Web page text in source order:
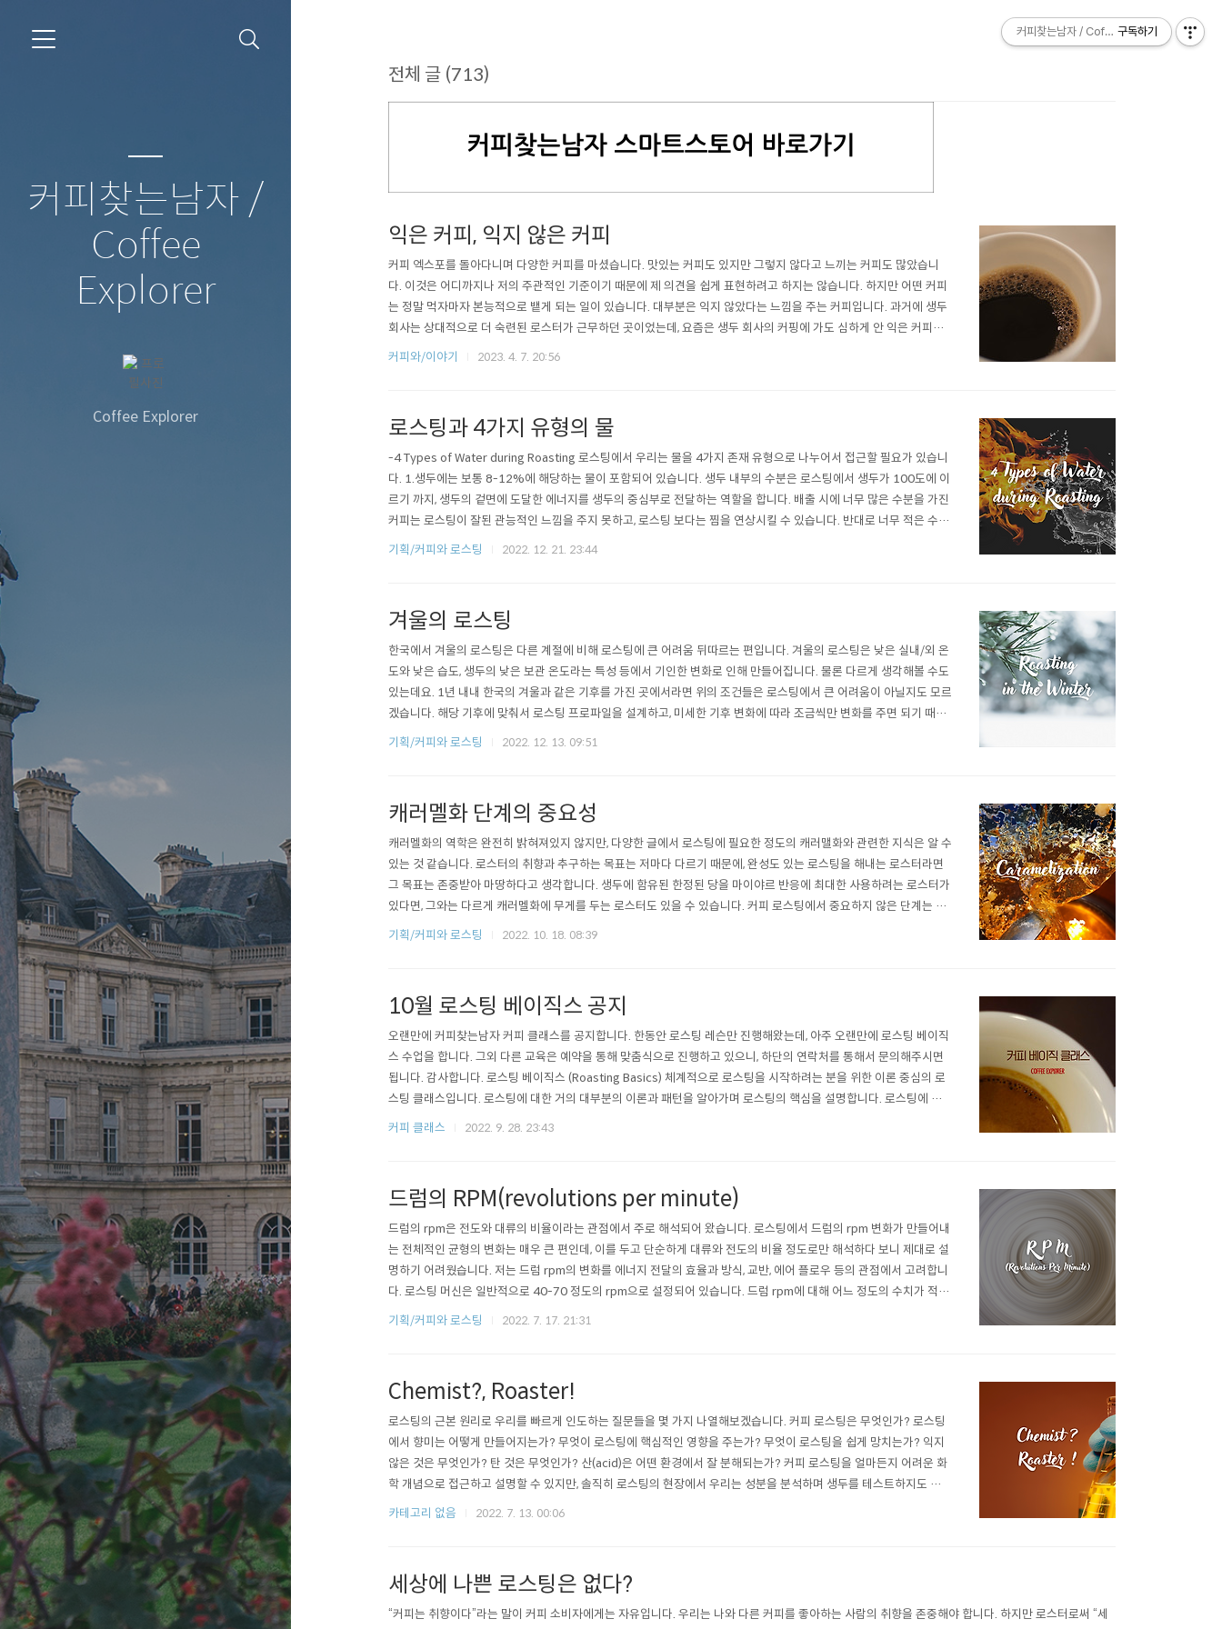
커피찾는남자 /
Coffee
Explorer
Coffee Explorer
전체 글 (713)
커피찾는남자 / Coffee Explorer
구독하기
익은 커피, 익지 않은 커피
커피 엑스포를 돌아다니며 다양한 커피를 마셨습니다. 맛있는 커피도 있지만 그렇지 않다고 느끼는 커피도 많았습니
다. 이것은 어디까지나 저의 주관적인 기준이기 때문에 제 의견을 쉽게 표현하려고 하지는 않습니다. 하지만 어떤 커피
는 정말 먹자마자 본능적으로 뱉게 되는 일이 있습니다. 대부분은 익지 않았다는 느낌을 주는 커피입니다. 과거에 생두
회사는 상대적으로 더 숙련된 로스터가 근무하던 곳이었는데, 요즘은 생두 회사의 커핑에 가도 심하게 안 익은 커피가
많습니다. 제가 생각하는 로스팅 교육에서 가장 기본이 되고 중요한 부분은 익은 커피의 기준입니다. 물론 커피가 익었
커피와/이야기 2023. 4. 7. 20:56
로스팅과 4가지 유형의 물
-4 Types of Water during Roasting 로스팅에서 우리는 물을 4가지 존재 유형으로 나누어서 접근할 필요가 있습니
다. 1.생두에는 보통 8-12%에 해당하는 물이 포함되어 있습니다. 생두 내부의 수분은 로스팅에서 생두가 100도에 이
르기 까지, 생두의 겉면에 도달한 에너지를 생두의 중심부로 전달하는 역할을 합니다. 배출 시에 너무 많은 수분을 가진
커피는 로스팅이 잘된 관능적인 느낌을 주지 못하고, 로스팅 보다는 찜을 연상시킬 수 있습니다. 반대로 너무 적은 수분
함량을 가진 커피는 자칫 쉽게 타거나 드라이한 느낌을 내기도 합니다. 로스터는 배출하는 커피의 수분 함량을 적정한
기획/커피와 로스팅 2022. 12. 21. 23:44
겨울의 로스팅
한국에서 겨울의 로스팅은 다른 계절에 비해 로스팅에 큰 어려움 뒤따르는 편입니다. 겨울의 로스팅은 낮은 실내/외 온
도와 낮은 습도, 생두의 낮은 보관 온도라는 특성 등에서 기인한 변화로 인해 만들어집니다. 물론 다르게 생각해볼 수도
있는데요. 1년 내내 한국의 겨울과 같은 기후를 가진 곳에서라면 위의 조건들은 로스팅에서 큰 어려움이 아닐지도 모르
겠습니다. 해당 기후에 맞춰서 로스팅 프로파일을 설계하고, 미세한 기후 변화에 따라 조금씩만 변화를 주면 되기 때문
입니다. 하지만 한국은 계절의 변화가 급격하기 때문에 이러한 시기에 로스팅 프로파일을 제대로 변화시키지 못한 상
기획/커피와 로스팅 2022. 12. 13. 09:51
캐러멜화 단계의 중요성
캐러멜화의 역학은 완전히 밝혀져있지 않지만, 다양한 글에서 로스팅에 필요한 정도의 캐러맬화와 관련한 지식은 알 수
있는 것 같습니다. 로스터의 취향과 추구하는 목표는 저마다 다르기 때문에, 완성도 있는 로스팅을 해내는 로스터라면
그 목표는 존중받아 마땅하다고 생각합니다. 생두에 함유된 한정된 당을 마이야르 반응에 최대한 사용하려는 로스터가
있다면, 그와는 다르게 캐러멜화에 무게를 두는 로스터도 있을 수 있습니다. 커피 로스팅에서 중요하지 않은 단계는 없
지만, 저는 상대적으로 캐러멜화 단계를 아주 중요하게 생각하는 편입니다. 그렇다고 해서 원두에서 캐러멜라이징에 의
기획/커피와 로스팅 2022. 10. 18. 08:39
10월 로스팅 베이직스 공지
오랜만에 커피찾는남자 커피 클래스를 공지합니다. 한동안 로스팅 레슨만 진행해왔는데, 아주 오랜만에 로스팅 베이직
스 수업을 합니다. 그외 다른 교육은 예약을 통해 맞춤식으로 진행하고 있으니, 하단의 연락처를 통해서 문의해주시면
됩니다. 감사합니다. 로스팅 베이직스 (Roasting Basics) 체계적으로 로스팅을 시작하려는 분을 위한 이론 중심의 로
스팅 클래스입니다. 로스팅에 대한 거의 대부분의 이론과 패턴을 알아가며 로스팅의 핵심을 설명합니다. 로스팅에 대
해 그동안 궁금했던 많은 부분을 질의응답식으로 풀어갑니다. 더보기 - 로스팅과 에너지, 에너지 전달의 변수들 - 온도
커피 클래스 2022. 9. 28. 23:43
드럼의 RPM(revolutions per minute)
드럼의 rpm은 전도와 대류의 비율이라는 관점에서 주로 해석되어 왔습니다. 로스팅에서 드럼의 rpm 변화가 만들어내
는 전체적인 균형의 변화는 매우 큰 편인데, 이를 두고 단순하게 대류와 전도의 비율 정도로만 해석하다 보니 제대로 설
명하기 어려웠습니다. 저는 드럼 rpm의 변화를 에너지 전달의 효율과 방식, 교반, 에어 플로우 등의 관점에서 고려합니
다. 로스팅 머신은 일반적으로 40-70 정도의 rpm으로 설정되어 있습니다. 드럼 rpm에 대해 어느 정도의 수치가 적정
하다고 단정할 수는 없습니다. 물론 로스팅 머신의 배치 사이즈에 따라 적정 rpm을 제시하는 경우도 있습니다. 하지만
기획/커피와 로스팅 2022. 7. 17. 21:31
Chemist?, Roaster!
로스팅의 근본 원리로 우리를 빠르게 인도하는 질문들을 몇 가지 나열해보겠습니다. 커피 로스팅은 무엇인가? 로스팅
에서 향미는 어떻게 만들어지는가? 무엇이 로스팅에 핵심적인 영향을 주는가? 무엇이 로스팅을 쉽게 망치는가? 익지
않은 것은 무엇인가? 탄 것은 무엇인가? 산(acid)은 어떤 환경에서 잘 분해되는가? 커피 로스팅을 얼마든지 어려운 화
학 개념으로 접근하고 설명할 수 있지만, 솔직히 로스팅의 현장에서 우리는 성분을 분석하며 생두를 테스트하지도 않
고, 매 배치 별 로스팅 결과의 성분을 분석하는 것도 아닙니다. 현장에서 이뤄지는 대부분의 커피 로스팅은 연구라기보
카테고리 없음 2022. 7. 13. 00:06
세상에 나쁜 로스팅은 없다?
“커피는 취향이다”라는 말이 커피 소비자에게는 자유입니다. 우리는 나와 다른 커피를 좋아하는 사람의 취향을 존중해야 합니다. 하지만 로스터로써 “세
커피찾는남자 / Coffee Explorer
구독하기